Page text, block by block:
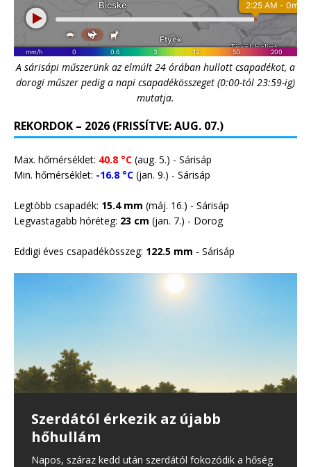
A sárisápi műszerünk az elmúlt 24 órában hullott csapadékot, a
dorogi műszer pedig a napi csapadékösszeget (0:00-tól 23:59-ig)
mutatja.
REKORDOK – 2026 (FRISSÍTVE: AUG. 07.)
Max. hőmérséklet: 40.8 °C (aug. 5.) - Sárisáp
Min. hőmérséklet: -16.8 °C (jan. 9.) - Sárisáp
Legtöbb csapadék: 15.4 mm (máj. 16.) - Sárisáp
Legvastagabb hóréteg: 23 cm (jan. 7.) - Dorog
Eddigi éves csapadékösszeg: 122.5 mm - Sárisáp
35 erdő- és vegetációtűz
keletkezett Magyarországon –
köztük térségünkben is volt egy
Önmérsékletet kérnek a
lakosságtól a rendkívüli aszály
miatt
Harmadfokú hőségriasztás lép
érvénybe csütörtöktől
Újabb hőhullám éri el a Kárpát-medencét, ezért az
Szerdától érkezik az újabb
hőhullám
Napos, száraz kedd után szerdától fokozódik a hőség
Csapadék nélkül vonultak át a
hidegfrontok
Június első hetében három hidegfront (!) is érkezett, de